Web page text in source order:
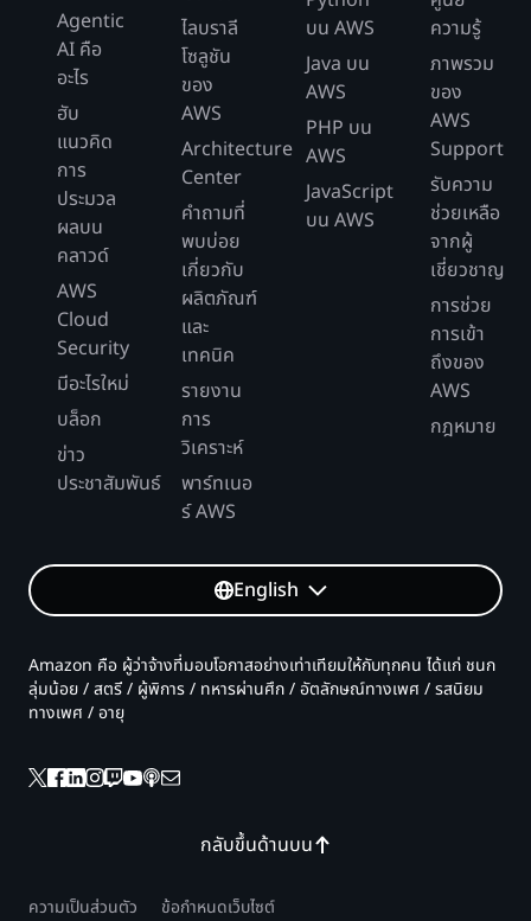
Agentic
AI คือ
อะไร
ฮับ
แนวคิด
การ
ประมวล
ผลบน
คลาวด์
AWS
Cloud
Security
มีอะไรใหม่
บล็อก
ข่าว
ประชาสัมพันธ์
ไลบราลี
โซลูชัน
ของ
AWS
Architecture
Center
คำถามที่
พบบ่อย
เกี่ยวกับ
ผลิตภัณฑ์
และ
เทคนิค
รายงาน
การ
วิเคราะห์
พาร์ทเนอ
ร์ AWS
บน AWS
Java บน
AWS
PHP บน
AWS
JavaScript
บน AWS
ความรู้
ภาพรวม
ของ
AWS
Support
รับความ
ช่วยเหลือ
จากผู้
เชี่ยวชาญ
การช่วย
การเข้า
ถึงของ
AWS
กฎหมาย
English
กลับขึ้นด้านบน
Amazon คือ ผู้ว่าจ้างที่มอบโอกาสอย่างเท่าเทียมให้กับทุกคน ได้แก่ ชนก
ลุ่มน้อย / สตรี / ผู้พิการ / ทหารผ่านศึก / อัตลักษณ์ทางเพศ / รสนิยม
ทางเพศ / อายุ
ความเป็นส่วนตัว ข้อกำหนดเว็บไซต์